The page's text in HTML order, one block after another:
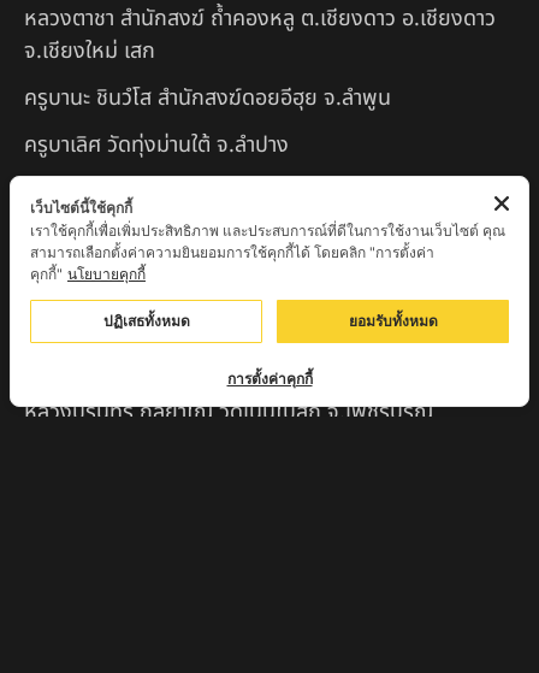
หลวงตาชา สำนักสงฆ์ ถ้ำคองหลู ต.เชียงดาว อ.เชียงดาว
จ.เชียงใหม่ เสก
ครูบานะ ชินวํโส สำนักสงฆ์ดอยอีฮุย จ.ลำพูน
ครูบาเลิศ วัดทุ่งม่านใต้ จ.ลำปาง
หลวงปู่หนู นรินโท วัดวังท่าดี จ.เพชรบูรณ์
ครูบาทอง วัดก้อท่า จ.ลำพูน
ครูบาตุ๊เจ้าปู่หว่าหลิ่ง วิระทะโย วัดเวฬุวัน อ.เชียงดาว
จ.เชียงใหม่
ครูบาศรี สุจิตโต บ้านสบก๋ง จ.ลำปาง
หลวงปู่รินทร์ กลฺยาโณ วัดเนินโบสถ์ จ.เพชรบูรณ์
เว็บไซต์นี้ใช้คุกกี้
เราใช้คุกกี้เพื่อเพิ่มประสิทธิภาพ และประสบการณ์ที่ดีในการใช้งานเว็บไซต์ คุณ
สามารถเลือกตั้งค่าความยินยอมการใช้คุกกี้ได้ โดยคลิก "การตั้งค่า
คุกกี้" นโยบายคุกกี้
ปฏิเสธทั้งหมด ยอมรับทั้งหมด
การตั้งค่าคุกกี้